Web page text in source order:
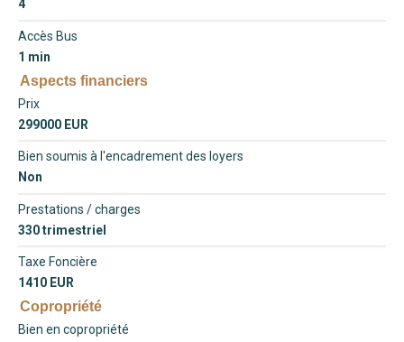
4
Accès Bus
1 min
Aspects financiers
Prix
299000 EUR
Bien soumis à l'encadrement des loyers
Non
Prestations / charges
330 trimestriel
Taxe Foncière
1410 EUR
Copropriété
Bien en copropriété